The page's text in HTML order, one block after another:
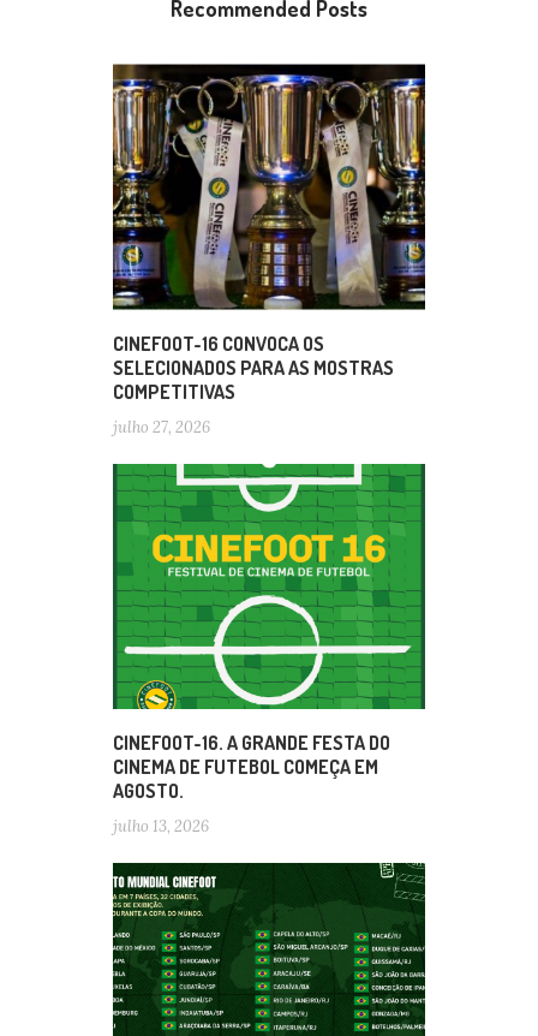
Recommended Posts
CINEFOOT-16 CONVOCA OS
SELECIONADOS PARA AS MOSTRAS
COMPETITIVAS
julho 27, 2026
CINEFOOT-16. A GRANDE FESTA DO
CINEMA DE FUTEBOL COMEÇA EM
AGOSTO.
julho 13, 2026